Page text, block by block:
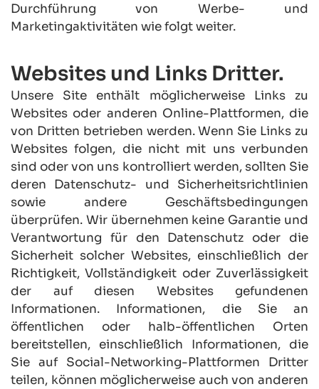
Durchführung von Werbe- und
Marketingaktivitäten wie folgt weiter.
Websites und Links Dritter.
Unsere Site enthält möglicherweise Links zu
Websites oder anderen Online-Plattformen, die
von Dritten betrieben werden. Wenn Sie Links zu
Websites folgen, die nicht mit uns verbunden
sind oder von uns kontrolliert werden, sollten Sie
deren Datenschutz- und Sicherheitsrichtlinien
sowie andere Geschäftsbedingungen
überprüfen. Wir übernehmen keine Garantie und
Verantwortung für den Datenschutz oder die
Sicherheit solcher Websites, einschließlich der
Richtigkeit, Vollständigkeit oder Zuverlässigkeit
der auf diesen Websites gefundenen
Informationen. Informationen, die Sie an
öffentlichen oder halb-öffentlichen Orten
bereitstellen, einschließlich Informationen, die
Sie auf Social-Networking-Plattformen Dritter
teilen, können möglicherweise auch von anderen